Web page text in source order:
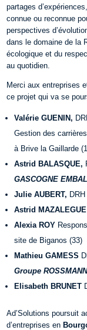
partages
connue ou reconnue
perspectives
dans le domaine de la
écologique et du
au quotidien.
Merci aux entreprises
ce projet qui va se
Valérie GUENIN,
Gestion des
à Brive la Gaillarde
Astrid BALASQUE,
GASCOGNE
Julie AUBERT, DRH
Astrid MAZALEGUE
Alexia ROY
site de Biganos (33)
Mathieu GAMESS
Groupe
Elisabeth BRUNET
Ad’Solutions poursuit
d’entreprises en